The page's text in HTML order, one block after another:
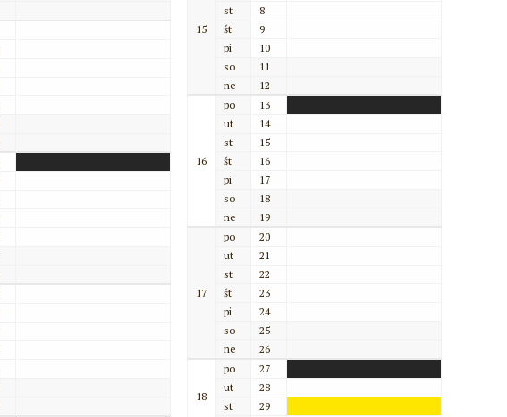
15
st
8
št
9
pi
10
so
11
ne
12
16
po
13
ut
14
st
15
št
16
pi
17
so
18
ne
19
17
po
20
ut
21
st
22
št
23
pi
24
so
25
ne
26
18
po
27
ut
28
st
29